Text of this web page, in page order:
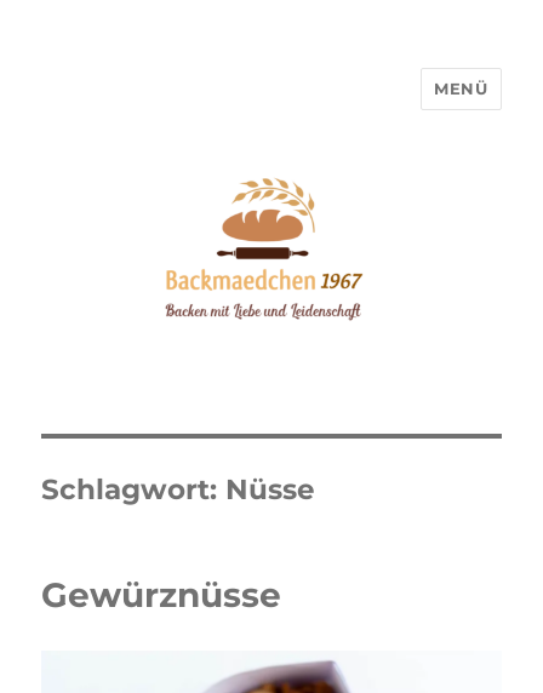
MENÜ
Schlagwort: Nüsse
Gewürznüsse